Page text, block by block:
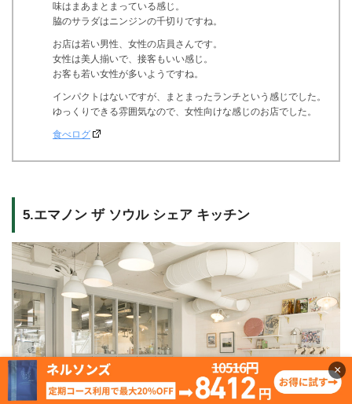
味はまあまとまっている感じ。
脇のサラダはニンジンの千切りですね。
お店は若い男性、女性の店員さんです。
女性は美人揃いで、接客もいい感じ。
お客も若い女性が多いようですね。
インパクトはないですが、まとまったランチという感じでした。
ゆっくりできる雰囲気なので、女性向けな感じのお店でした。
食べログ
5.エマノン ザ ソウル シェア キッチン
×